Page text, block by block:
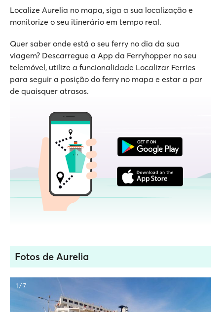
Localize Aurelia no mapa, siga a sua localização e
monitorize o seu itinerário em tempo real.
Quer saber onde está o seu ferry no dia da sua
viagem? Descarregue a App da Ferryhopper no seu
telemóvel, utilize a funcionalidade Localizar Ferries
para seguir a posição do ferry no mapa e estar a par
de quaisquer atrasos.
Fotos de Aurelia
1 / 7